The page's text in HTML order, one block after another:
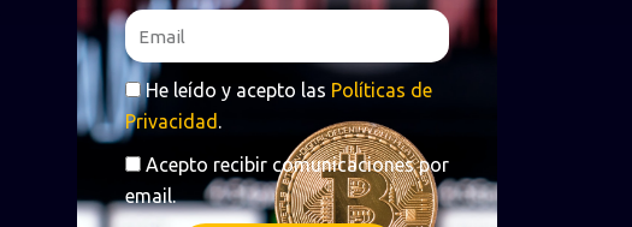
Email
RGPDHe leído y acepto las Políticas de
Privacidad .
RGPD
Acepto recibir comunicaciones por
email.